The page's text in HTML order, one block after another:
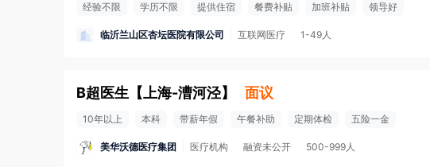
经验不限 学历不限 提供住宿 餐费补贴 加班补贴 领导好
临沂兰山区杏坛医院有限公司 互联网医疗 1-49人
B超医生 【 上海-漕河泾】 面议
10年以上 本科 带薪年假 午餐补助 定期体检 五险一金
美华沃德医疗集团 医疗机构 融资未公开 500-999人